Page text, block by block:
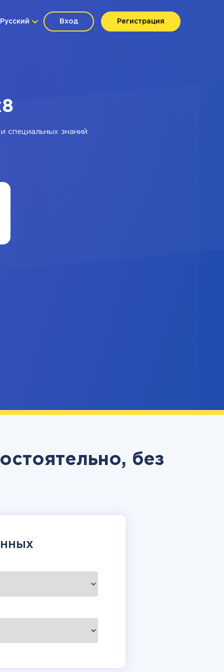
Вход Регистрация
Русский
специальных знаний.
без